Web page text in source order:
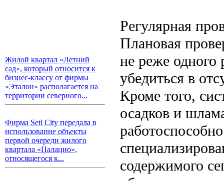
Жилой квартал «Летний
сад», который относится к
бизнес-классу от фирмы
«Эталон» располагается на
территории северного...
Фирма Setl City передала в
использование объекты
первой очереди жилого
квартала «Палацио»,
относящегося к...
Регулярная
Плановая
не реже одного
убедиться в
Кроме того,
осадков и
содержимого